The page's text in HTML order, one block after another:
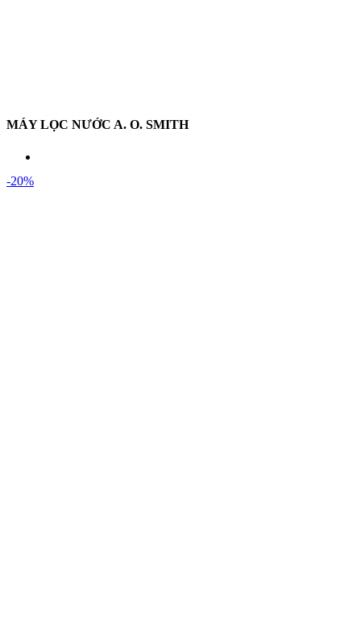
MÁY LỌC NƯỚC A. O. SMITH
-20%